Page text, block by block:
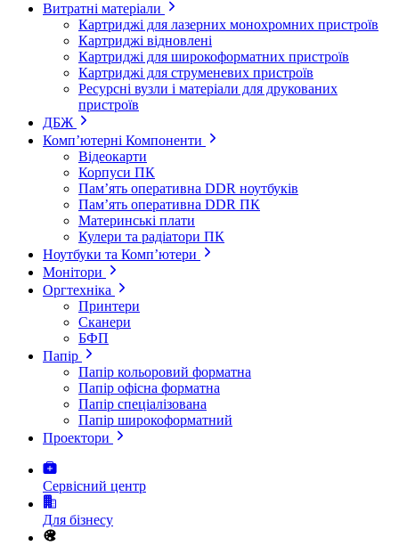
Витратні матеріали
Картриджі для лазерних монохромних пристроїв
Картриджі відновлені
Картриджі для широкоформатних пристроїв
Картриджі для струменевих пристроїв
Ресурсні вузли і матеріали для друкованих
пристроїв
ДБЖ
Комп’ютерні Компоненти
Відеокарти
Корпуси ПК
Пам’ять оперативна DDR ноутбуків
Пам’ять оперативна DDR ПК
Материнські плати
Кулери та радіатори ПК
Ноутбуки та Комп’ютери
Монітори
Оргтехніка
Принтери
Сканери
БФП
Папір
Папір кольоровий форматна
Папір офісна форматна
Папір спеціалізована
Папір широкоформатний
Проектори
Сервісний центр
Для бізнесу